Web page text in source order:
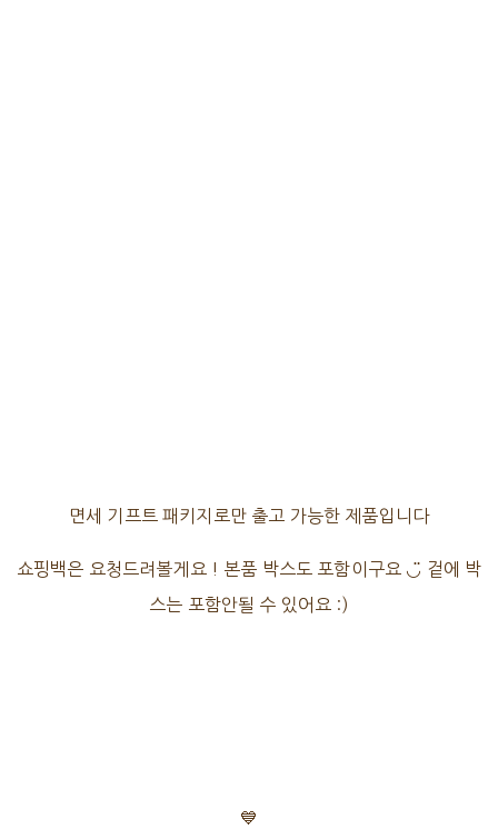
면세 기프트 패키지로만 출고 가능한 제품입니다
쇼핑백은 요청드려볼게요 ! 본품 박스도 포함이구요 ◡̈ 겉에 박
스는 포함안될 수 있어요 :)
💙